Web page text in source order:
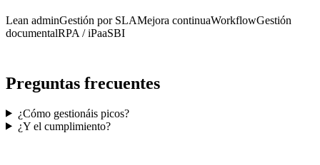
Lean adminGestión por SLAMejora continuaWorkflowGestión
documentalRPA / iPaaSBI
Preguntas frecuentes
¿Cómo gestionáis picos?
¿Y el cumplimiento?